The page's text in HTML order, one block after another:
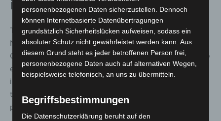
im Verfahren
Trotz der deutlichen Kritik setzt der DEHOGA
Niedersachsen auf Änderungen im weiteren
Gesetzgebungsverfahren. Aus Sicht des Verbandes wäre
es entscheidend, die vorgesehenen Hemmnisse –
insbesondere den Tarifvorbehalt – zu streichen, um
tatsächlich einen Schritt hin zu einem modernen und
praxistauglichen Arbeitszeitgesetz zu machen.
personenbezogenen Daten sicherzustellen. Dennoch
können Internetbasierte Datenübertragungen
grundsätzlich Sicherheitslücken aufweisen, sodass ein
absoluter Schutz nicht gewährleistet werden kann. Aus
diesem Grund steht es jeder betroffenen Person frei,
personenbezogene Daten auch auf alternativen Wegen,
beispielsweise telefonisch, an uns zu übermitteln.
Begriffsbestimmungen
Die Datenschutzerklärung beruht auf den